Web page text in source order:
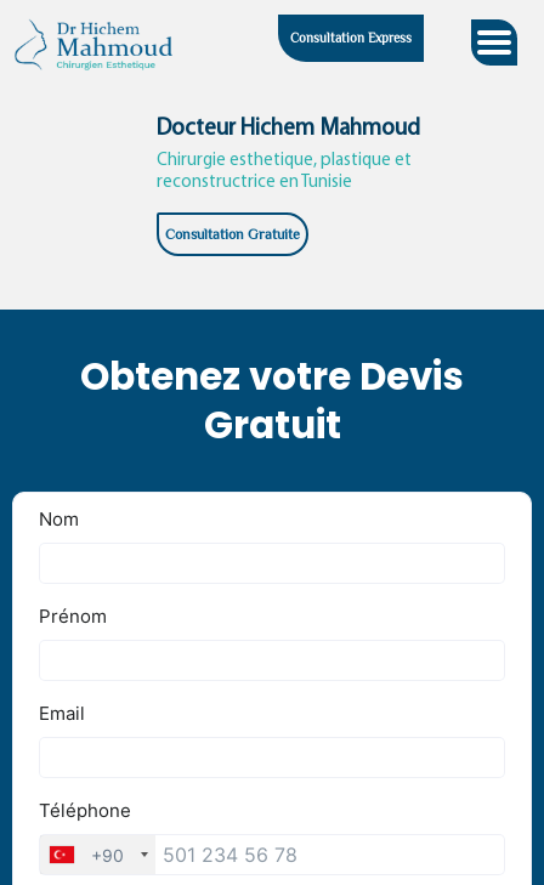
content
Consultation Express
Docteur Hichem Mahmoud
Chirurgie esthetique, plastique et
reconstructrice en Tunisie
Consultation Gratuite
Obtenez votre Devis
Gratuit